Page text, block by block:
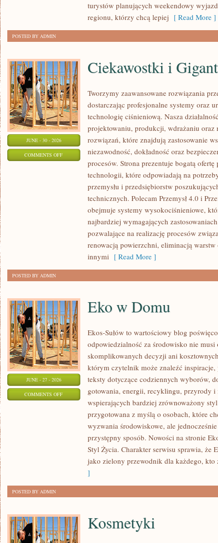
turystów planujących weekendowy
regionu, którzy chcą lepiej [ Read More ]
POSTED BY ADMIN
JUNE - 30 - 2026
COMMENTS OFFON
CIEKAWOSTKI
Ciekawostki i
Tworzymy zaawansowane rozwiązania
dostarczając profesjonalne systemy oraz
technologię ciśnieniową. Nasza
projektowaniu, produkcji, wdrażaniu oraz
rozwiązań, które znajdują zastosowanie
niezawodność, dokładność oraz
procesów. Strona prezentuje bogatą ofertę
technologii, które odpowiadają na
przemysłu i przedsiębiorstw
technicznych. Polecam Przemysł 4.0 i
obejmuje systemy wysokociśnieniowe,
najbardziej wymagających
pozwalające na realizację procesów
renowacją powierzchni, eliminacją
innymi [ Read More ]
POSTED BY ADMIN
JUNE - 27 - 2026
COMMENTS OFFON
Eko w Domu
Ekos-Sułów to wartościowy blog
odpowiedzialność za środowisko nie
skomplikowanych decyzji ani
którym czytelnik może znaleźć inspiracje,
teksty dotyczące codziennych wyborów,
gotowania, energii, recyklingu, przyrody i
wspierających bardziej zrównoważony styl
przygotowana z myślą o osobach, które
wyzwania środowiskowe, ale
przystępny sposób. Nowości na stronie
Styl Życia. Charakter serwisu sprawia, że
jako zielony przewodnik dla każdego, kto
]
POSTED BY ADMIN
Kosmetyki